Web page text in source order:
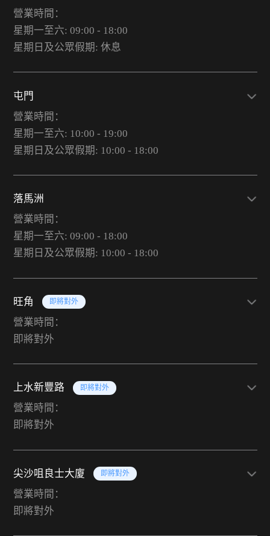
營業時間：
星期一至六: 09:00 - 18:00
星期日及公眾假期: 休息
屯門
營業時間：
星期一至六: 10:00 - 19:00
星期日及公眾假期: 10:00 - 18:00
落馬洲
營業時間：
星期一至六: 09:00 - 18:00
星期日及公眾假期: 10:00 - 18:00
旺角 即將對外
營業時間：
即將對外
上水新豐路 即將對外
營業時間：
即將對外
尖沙咀良士大廈 即將對外
營業時間：
即將對外